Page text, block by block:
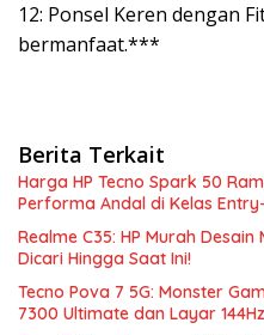
12: Ponsel Keren dengan
bermanfaat.***
Berita Terkait
Harga HP Tecno Spark 50
Performa Andal di Kelas
Realme C35: HP Murah
Dicari Hingga Saat Ini!
Tecno Pova 7 5G: Monster
7300 Ultimate dan Layar 144Hz